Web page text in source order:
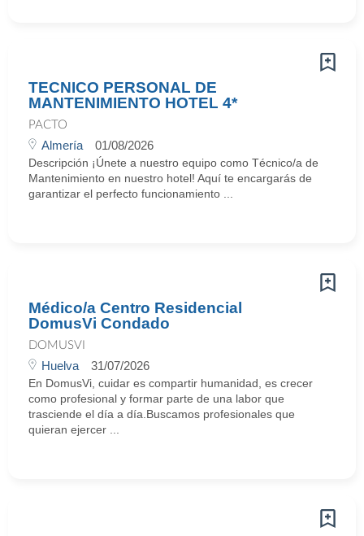
TECNICO PERSONAL DE
MANTENIMIENTO HOTEL 4*
PACTO
Almería 01/08/2026
Descripción ¡Únete a nuestro equipo como Técnico/a de
Mantenimiento en nuestro hotel! Aquí te encargarás de
garantizar el perfecto funcionamiento ...
Médico/a Centro Residencial
DomusVi Condado
DOMUSVI
Huelva 31/07/2026
En DomusVi, cuidar es compartir humanidad, es crecer
como profesional y formar parte de una labor que
trasciende el día a día.Buscamos profesionales que
quieran ejercer ...